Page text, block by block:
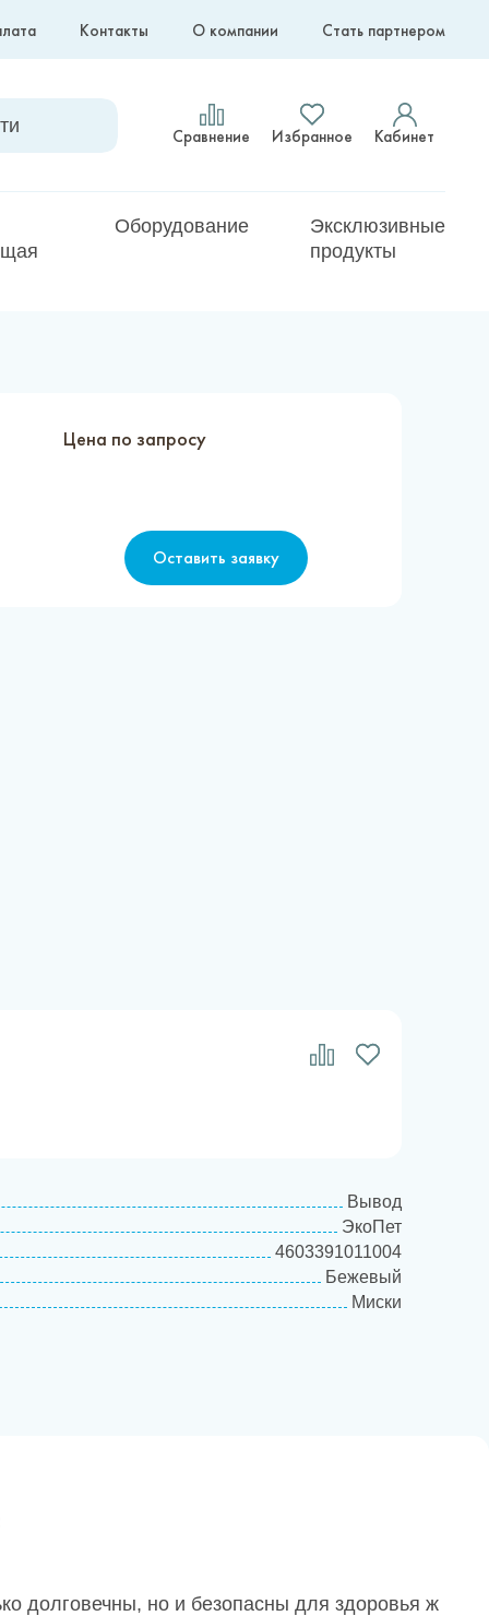
Контакты О компании Стать партнером
Сравнение Избранное Кабинет
Оборудование
Эксклюзивные
продукты
Цена по запросу
Оставить заявку
Вывод
ЭкоПет
4603391011004
Бежевый
Миски
долговечны, но и безопасны для здоровья ж